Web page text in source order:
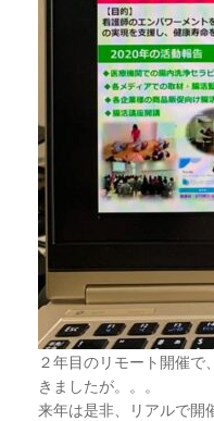
２年目のリモート開催
きましたが。。。
来年は是非、リアルで開